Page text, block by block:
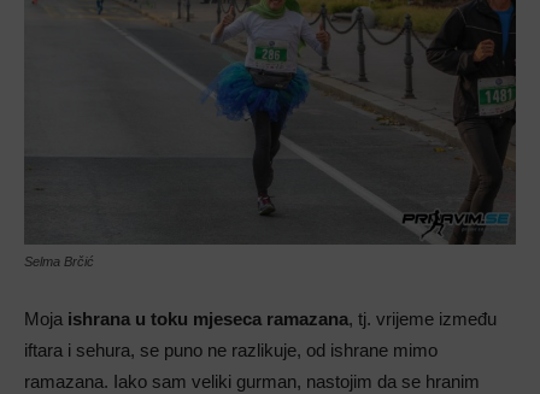
Selma Brčić
Moja ishrana u toku mjeseca ramazana, tj. vrijeme između
iftara i sehura, se puno ne razlikuje, od ishrane mimo
ramazana. Iako sam veliki gurman, nastojim da se hranim